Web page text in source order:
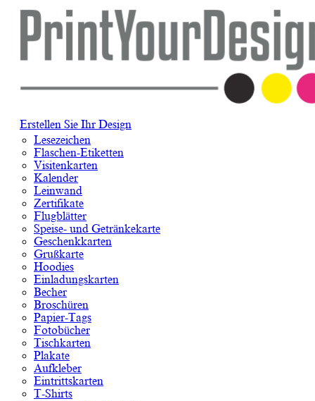
Erstellen Sie Ihr Design
Lesezeichen
Flaschen-Etiketten
Visitenkarten
Kalender
Leinwand
Zertifikate
Flugblätter
Speise- und Getränkekarte
Geschenkkarten
Grußkarte
Hoodies
Einladungskarten
Becher
Broschüren
Papier-Tags
Fotobücher
Tischkarten
Plakate
Aufkleber
Eintrittskarten
T-Shirts